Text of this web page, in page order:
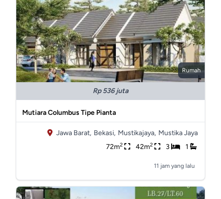
Rumah
Rp 536 juta
Mutiara Columbus Tipe Pianta
Jawa Barat, Bekasi, Mustikajaya, Mustika Jaya
72m2 42m2 3 1
11 jam yang lalu